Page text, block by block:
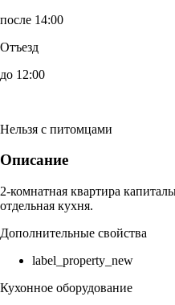
после 14:00
Отъезд
до 12:00
Нельзя с питомцами
Описание
2-комнатная квартира
отдельная кухня.
Дополнительные свойства
label_property_new
Кухонное оборудование